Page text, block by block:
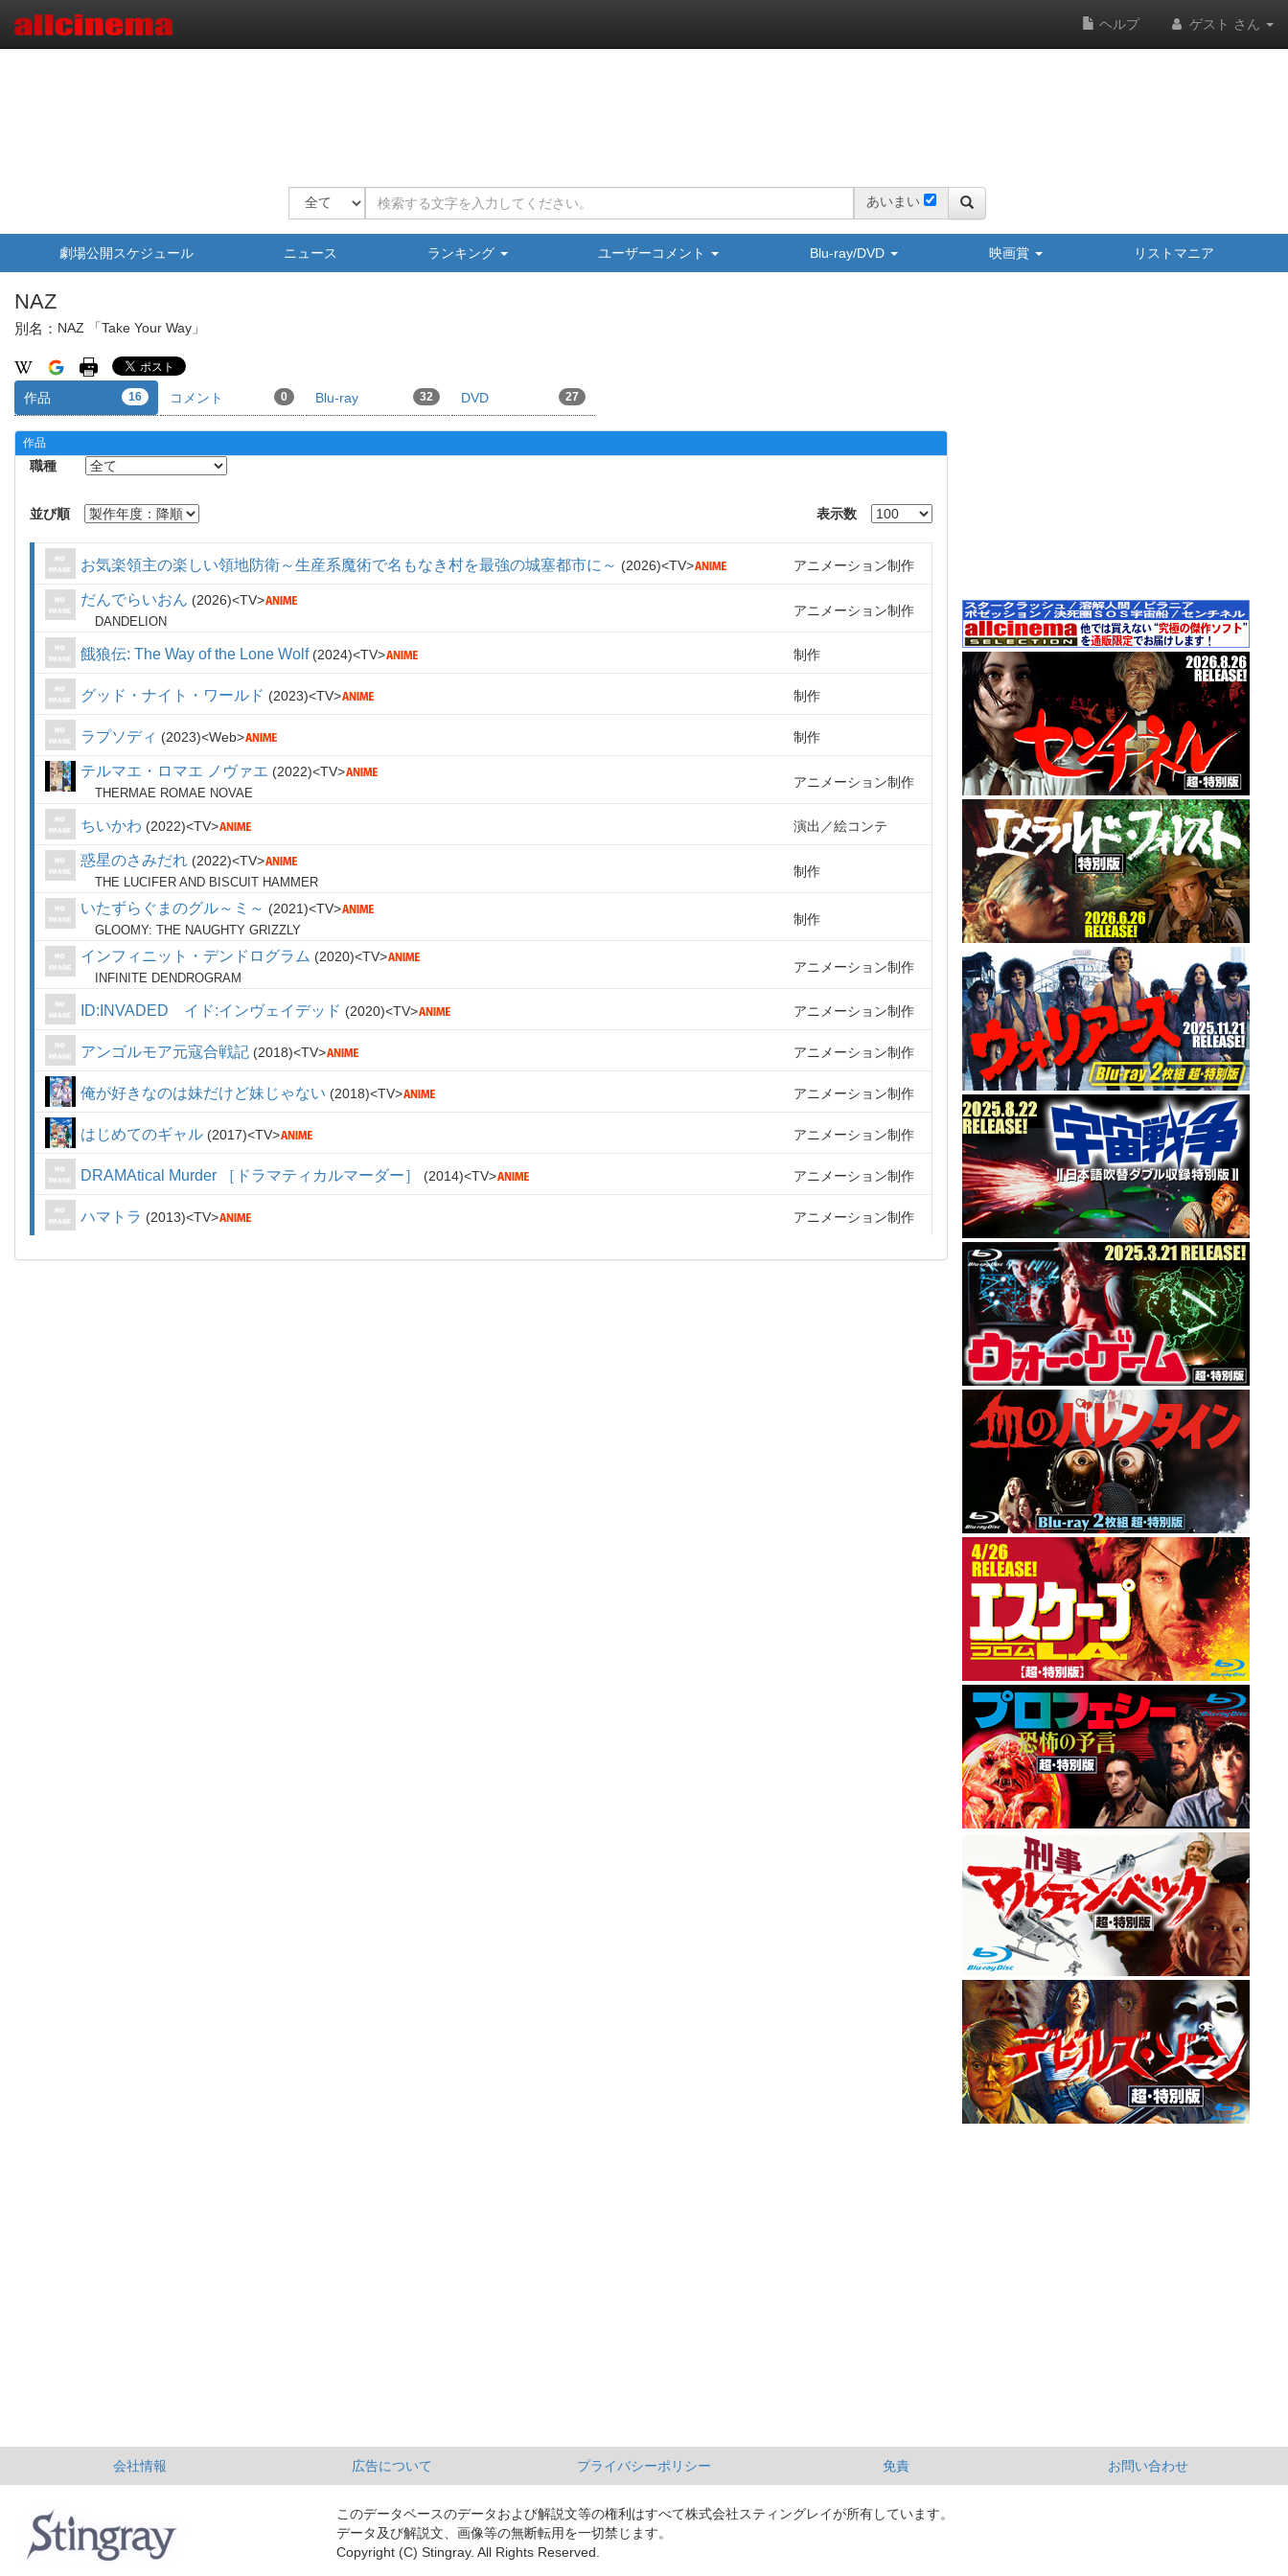
ヘルプ ゲスト さん
あいまい
劇場公開スケジュール ニュース ランキング ユーザーコメント Blu-ray/DVD 映画賞 リストマニア
NAZ
別名： NAZ 「Take Your Way」
作品 16 コメント 0 Blu-ray 32 DVD 27
作品
職種
並び順 表示数
お気楽領主の楽しい領地防衛～生産系魔術で名もなき村を最強の城塞都市に～ 2026 TV アニメーション制作
だんでらいおん 2026 TV
DANDELION
アニメーション制作
餓狼伝: The Way of the Lone Wolf 2024 TV 制作
グッド・ナイト・ワールド 2023 TV 制作
ラプソディ 2023 Web 制作
テルマエ・ロマエ ノヴァエ 2022 TV
THERMAE ROMAE NOVAE
アニメーション制作
ちいかわ 2022 TV 演出 絵コンテ
惑星のさみだれ 2022 TV
THE LUCIFER AND BISCUIT HAMMER
制作
いたずらぐまのグル～ミ～ 2021 TV
GLOOMY: THE NAUGHTY GRIZZLY
制作
インフィニット・デンドログラム 2020 TV
INFINITE DENDROGRAM
アニメーション制作
ID:INVADED イド:インヴェイデッド 2020 TV アニメーション制作
アンゴルモア元寇合戦記 2018 TV アニメーション制作
俺が好きなのは妹だけど妹じゃない 2018 TV アニメーション制作
はじめてのギャル 2017 TV アニメーション制作
DRAMAtical Murder ［ドラマティカルマーダー］ 2014 TV アニメーション制作
ハマトラ 2013 TV アニメーション制作
会社情報 広告について プライバシーポリシー 免責 お問い合わせ
このデータベースのデータおよび解説文等の権利はすべて株式会社スティングレイが所有しています。
データ及び解説文、画像等の無断転用を一切禁じます。
Copyright (C) Stingray. All Rights Reserved.